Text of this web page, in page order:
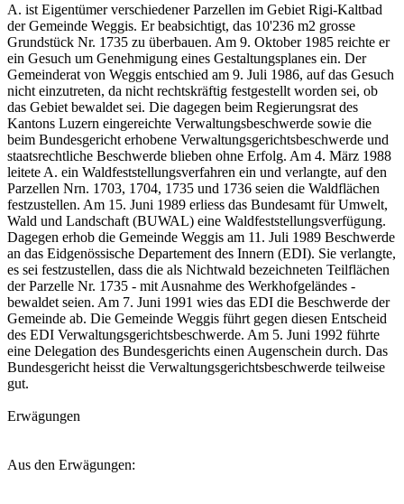
A. ist Eigentümer verschiedener Parzellen im Gebiet Rigi-Kaltbad
der Gemeinde Weggis. Er beabsichtigt, das 10'236 m2 grosse
Grundstück Nr. 1735 zu überbauen. Am 9. Oktober 1985 reichte er
ein Gesuch um Genehmigung eines Gestaltungsplanes ein. Der
Gemeinderat von Weggis entschied am 9. Juli 1986, auf das Gesuch
nicht einzutreten, da nicht rechtskräftig festgestellt worden sei, ob
das Gebiet bewaldet sei. Die dagegen beim Regierungsrat des
Kantons Luzern eingereichte Verwaltungsbeschwerde sowie die
beim Bundesgericht erhobene Verwaltungsgerichtsbeschwerde und
staatsrechtliche Beschwerde blieben ohne Erfolg. Am 4. März 1988
leitete A. ein Waldfeststellungsverfahren ein und verlangte, auf den
Parzellen Nrn. 1703, 1704, 1735 und 1736 seien die Waldflächen
festzustellen. Am 15. Juni 1989 erliess das Bundesamt für Umwelt,
Wald und Landschaft (BUWAL) eine Waldfeststellungsverfügung.
Dagegen erhob die Gemeinde Weggis am 11. Juli 1989 Beschwerde
an das Eidgenössische Departement des Innern (EDI). Sie verlangte,
es sei festzustellen, dass die als Nichtwald bezeichneten Teilflächen
der Parzelle Nr. 1735 - mit Ausnahme des Werkhofgeländes -
bewaldet seien. Am 7. Juni 1991 wies das EDI die Beschwerde der
Gemeinde ab. Die Gemeinde Weggis führt gegen diesen Entscheid
des EDI Verwaltungsgerichtsbeschwerde. Am 5. Juni 1992 führte
eine Delegation des Bundesgerichts einen Augenschein durch. Das
Bundesgericht heisst die Verwaltungsgerichtsbeschwerde teilweise
gut.
Erwägungen
Aus den Erwägungen: